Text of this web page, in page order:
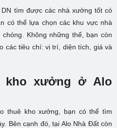
tìm được các nhà xưởng tốt có
có thể lựa chọn các khu vực nhà
Không những thế, bạn còn
các tiêu chí: vị trí, diện tích, giá và
kho xưởng ở Alo
thuê kho xưởng, bạn có thể tìm
Bên cạnh đó, tại Alo Nhà Đất còn